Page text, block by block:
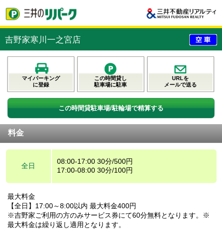
吉野家寒川一之宮店
マイパーキング
に登録
この時間貸し
駐車場に駐車
URLを
メールで送る
この時間貸駐車場/駐輪場で精算する
料金
全日
08:00-17:00 30分/500円
17:00-08:00 30分/100円
最大料金
【全日】17:00～8:00以内 最大料金400円
※吉野家ご利用の方のみサービス券にて60分無料となります。※
最大料金は繰り返し適用となります。